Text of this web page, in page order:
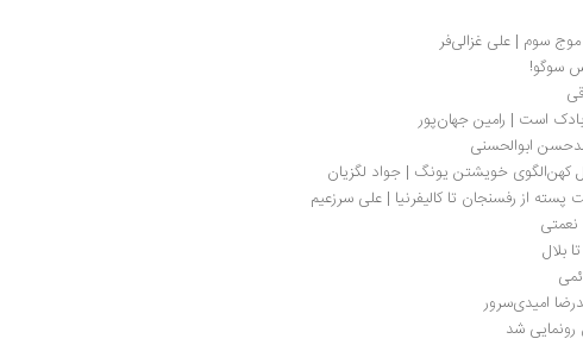
سوم | علی غزالی‌فر
سوگو!
است | رامین جهان‌پور
ابوالحسنی
کهن‌الگوی خویشتن یونگ | جواد لگزیان
از رفسنجان تا کالیفرنیا | علی سرزعیم
نعمتی
امیدی‌سرور
رونمایی شد